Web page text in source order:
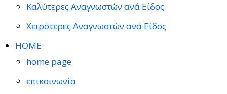
Καλύτερες Αναγνωστών ανά Είδος
Χειρότερες Αναγνωστών ανά Είδος
HOME
home page
επικοινωνία